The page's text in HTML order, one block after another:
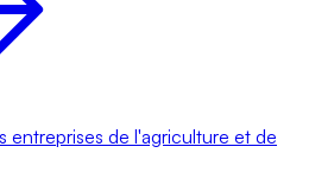
entreprises de l'agriculture et de